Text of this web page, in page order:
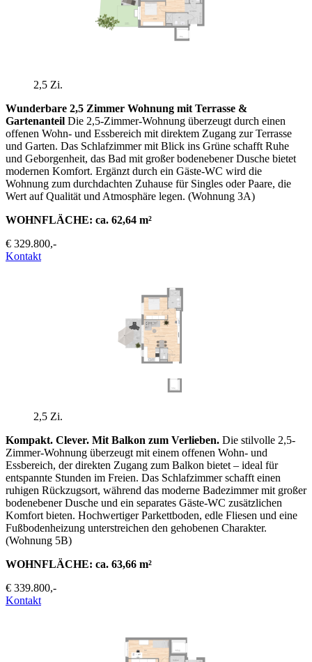
2,5 Zi.
Wunderbare 2,5 Zimmer Wohnung mit Terrasse &
Gartenanteil Die 2,5-Zimmer-Wohnung überzeugt durch einen
offenen Wohn- und Essbereich mit direktem Zugang zur Terrasse
und Garten. Das Schlafzimmer mit Blick ins Grüne schafft Ruhe
und Geborgenheit, das Bad mit großer bodenebener Dusche bietet
modernen Komfort. Ergänzt durch ein Gäste-WC wird die
Wohnung zum durchdachten Zuhause für Singles oder Paare, die
Wert auf Qualität und Atmosphäre legen. (Wohnung 3A)
WOHNFLÄCHE: ca. 62,64 m²
€ 329.800,-
Kontakt
2,5 Zi.
Kompakt. Clever. Mit Balkon zum Verlieben. Die stilvolle 2,5-
Zimmer-Wohnung überzeugt mit einem offenen Wohn- und
Essbereich, der direkten Zugang zum Balkon bietet – ideal für
entspannte Stunden im Freien. Das Schlafzimmer schafft einen
ruhigen Rückzugsort, während das moderne Badezimmer mit großer
bodenebener Dusche und ein separates Gäste-WC zusätzlichen
Komfort bieten. Hochwertiger Parkettboden, edle Fliesen und eine
Fußbodenheizung unterstreichen den gehobenen Charakter.
(Wohnung 5B)
WOHNFLÄCHE: ca. 63,66 m²
€ 339.800,-
Kontakt